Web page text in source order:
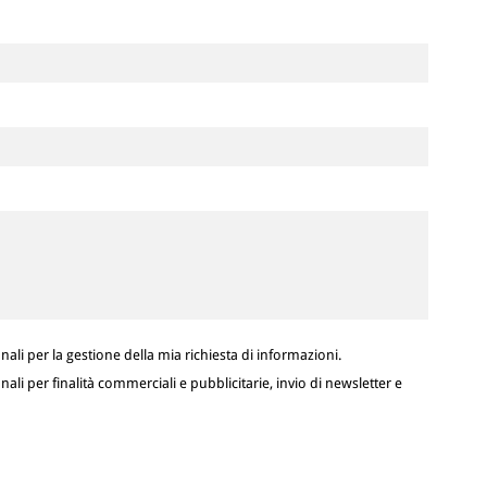
per la gestione della mia richiesta di informazioni.
per finalità commerciali e pubblicitarie, invio di newsletter e